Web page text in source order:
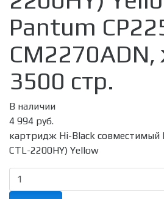
Pantum
3500 стр.
В наличии
4 994 руб.
картридж Hi-Black совместимый
CTL-2200HY) Yellow